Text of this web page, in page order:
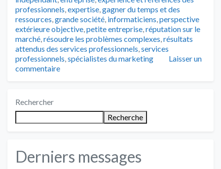
professionnels,expertise,gagner du temps et des
ressources,grande société, informaticiens,perspective
extérieure objective,petite entreprise,réputation sur le
marché,résoudre les problèmes complexes,résultats
attendus des services professionnels,services
professionnels,spécialistes du marketing
Laisser un
commentaire
Rechercher
Recherche
Derniers messages